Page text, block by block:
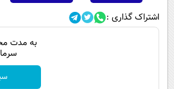
اشتراک گذاری :
به مدت